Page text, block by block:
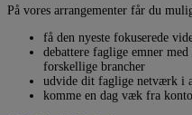
På vores arrangementer får du
få den nyeste fokuserede
debattere faglige emner
forskellige brancher
udvide dit faglige netværk i
komme en dag væk fra